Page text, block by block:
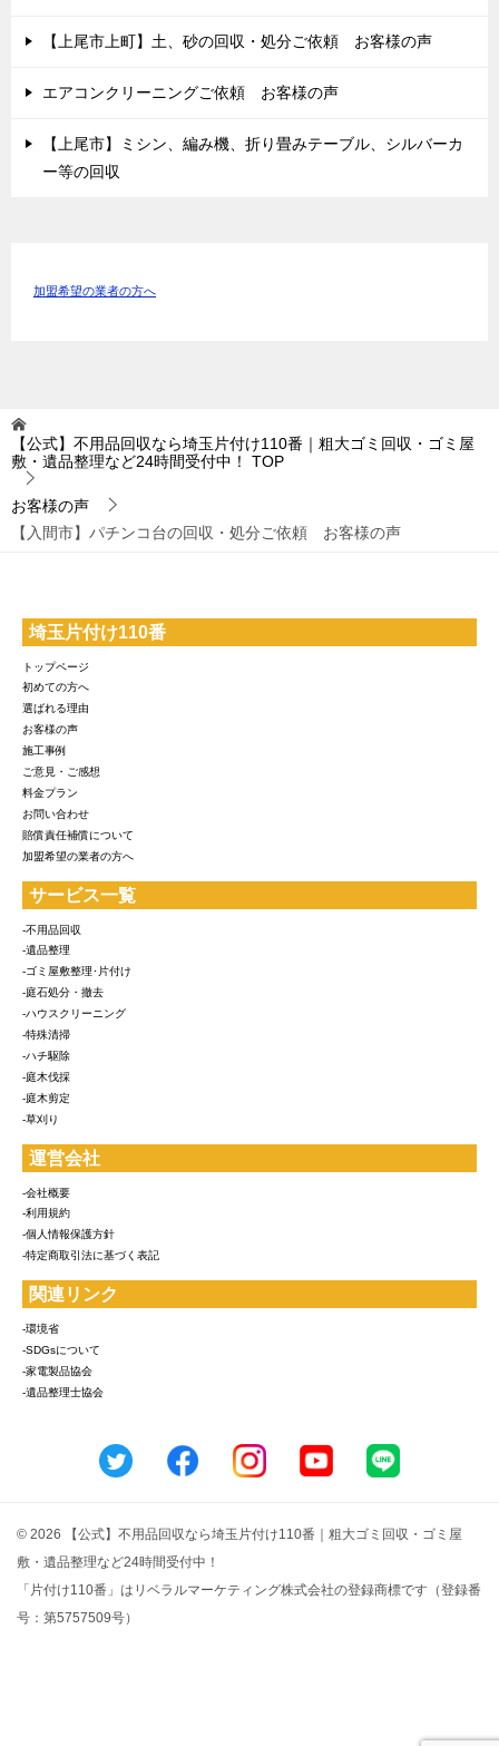
【上尾市上町】土、砂の回収・処分ご依頼 お客様の声
エアコンクリーニングご依頼 お客様の声
【上尾市】ミシン、編み機、折り畳みテーブル、シルバーカ
ー等の回収
加盟希望の業者の方へ
【公式】不用品回収なら埼玉片付け110番｜粗大ゴミ回収・ゴミ屋
敷・遺品整理など24時間受付中！
TOP
お客様の声
【入間市】パチンコ台の回収・処分ご依頼 お客様の声
埼玉片付け110番
トップページ
初めての方へ
選ばれる理由
お客様の声
施工事例
ご意見・ご感想
料金プラン
お問い合わせ
賠償責任補償について
加盟希望の業者の方へ
サービス一覧
-不用品回収
-遺品整理
-ゴミ屋敷整理･片付け
-庭石処分・撤去
-ハウスクリーニング
-特殊清掃
-ハチ駆除
-庭木伐採
-庭木剪定
-草刈り
運営会社
-会社概要
-利用規約
-個人情報保護方針
-特定商取引法に基づく表記
関連リンク
-環境省
-SDGsについて
-家電製品協会
-遺品整理士協会
© 2026 【公式】不用品回収なら埼玉片付け110番｜粗大ゴミ回収・ゴミ屋
敷・遺品整理など24時間受付中！
「片付け110番」はリベラルマーケティング株式会社の登録商標です（登録番
号：第5757509号）